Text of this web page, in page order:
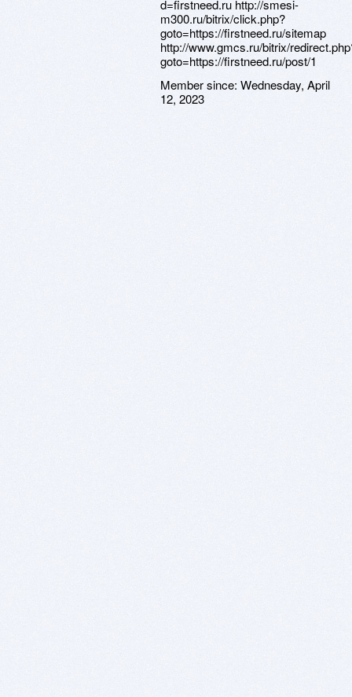
d=firstneed.ru http://smesi-
m300.ru/bitrix/click.php?
goto=https://firstneed.ru/sitemap
http://www.gmcs.ru/bitrix/
goto=https://firstneed.ru/post/1
Member since: Wednesday, April
12, 2023